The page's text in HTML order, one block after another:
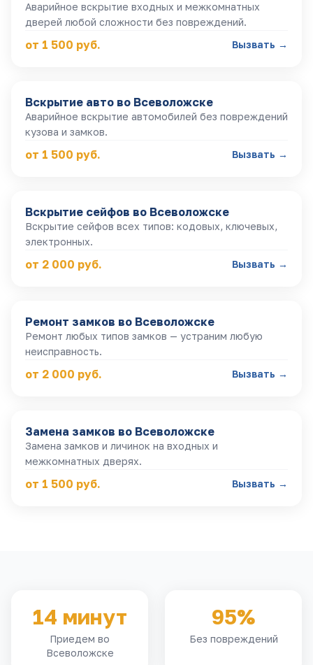
Аварийное вскрытие входных и межкомнатных
дверей любой сложности без повреждений.
от 1 500 руб. Вызвать →
Вскрытие авто во Всеволожске
Аварийное вскрытие автомобилей без повреждений
кузова и замков.
от 1 500 руб. Вызвать →
Вскрытие сейфов во Всеволожске
Вскрытие сейфов всех типов: кодовых, ключевых,
электронных.
от 2 000 руб. Вызвать →
Ремонт замков во Всеволожске
Ремонт любых типов замков — устраним любую
неисправность.
от 2 000 руб. Вызвать →
Замена замков во Всеволожске
Замена замков и личинок на входных и
межкомнатных дверях.
от 1 500 руб. Вызвать →
14 минут
Приедем во
Всеволожске
95%
Без повреждений